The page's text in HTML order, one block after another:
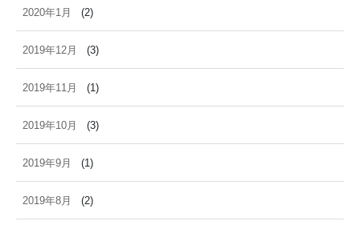
2020年1月 (2)
2019年12月 (3)
2019年11月 (1)
2019年10月 (3)
2019年9月 (1)
2019年8月 (2)